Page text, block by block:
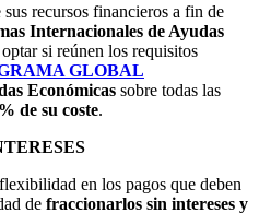
recursos financieros a fin de
Internacionales de Ayudas
si reúnen los requisitos
GLOBAL
Económicas sobre todas las
de su coste.
en los pagos que deben
de fraccionarlos sin intereses y